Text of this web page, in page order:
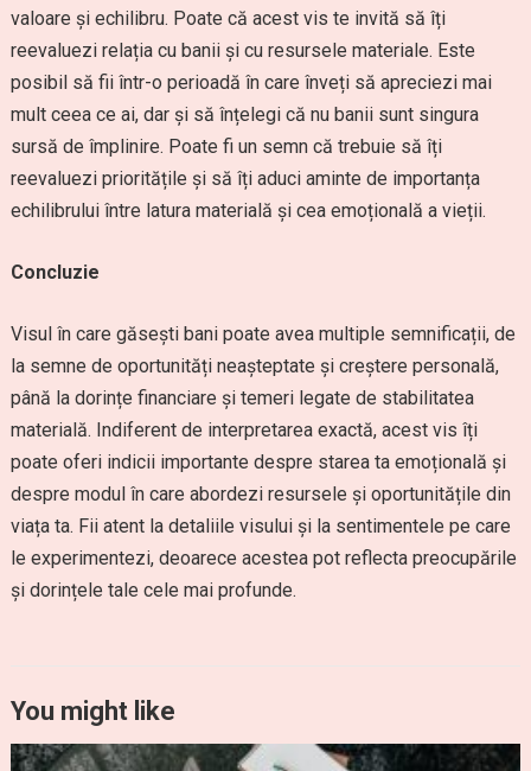
valoare și echilibru. Poate că acest vis te invită să îți
reevaluezi relația cu banii și cu resursele materiale. Este
posibil să fii într-o perioadă în care înveți să apreciezi mai
mult ceea ce ai, dar și să înțelegi că nu banii sunt singura
sursă de împlinire. Poate fi un semn că trebuie să îți
reevaluezi prioritățile și să îți aduci aminte de importanța
echilibrului între latura materială și cea emoțională a vieții.
Concluzie
Visul în care găsești bani poate avea multiple semnificații, de
la semne de oportunități neașteptate și creștere personală,
până la dorințe financiare și temeri legate de stabilitatea
materială. Indiferent de interpretarea exactă, acest vis îți
poate oferi indicii importante despre starea ta emoțională și
despre modul în care abordezi resursele și oportunitățile din
viața ta. Fii atent la detaliile visului și la sentimentele pe care
le experimentezi, deoarece acestea pot reflecta preocupările
și dorințele tale cele mai profunde.
You might like